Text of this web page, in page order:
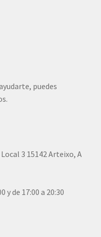
puedes
3 15142 Arteixo, A
y de 17:00 a 20:30